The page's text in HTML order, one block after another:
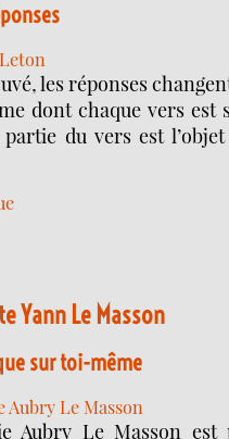
les réponses
dont chaque vers est
du vers est
Yann Le Masson
sur toi-même
Aubry Le Masson
Aubry Le Masson